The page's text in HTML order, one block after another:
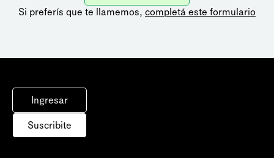
Si preferís que te llamemos, completá este formulario
Ingresar
Suscribite